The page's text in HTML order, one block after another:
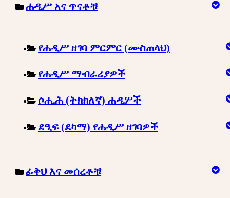
ሐዲሥ አና ጥናቶቹ
የሐዲሥ ዘገባ ምርምር (ሙስጠላህ)
የሐዲሥ ማብራሪያዎች
ሶሒሕ (ትክክለኛ) ሐዲሦች
ደዒፍ (ደካማ) የሐዲሥ ዘገባዎች
ፊቅህ እና መሰረቶቹ